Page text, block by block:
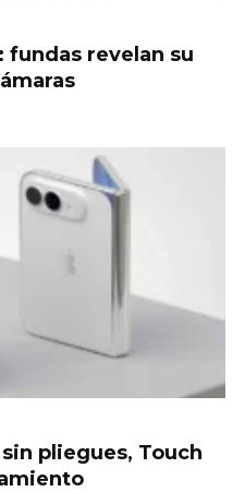
fundas revelan su
pliegues, Touch